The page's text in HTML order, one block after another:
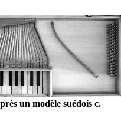
un modèle suédois c.